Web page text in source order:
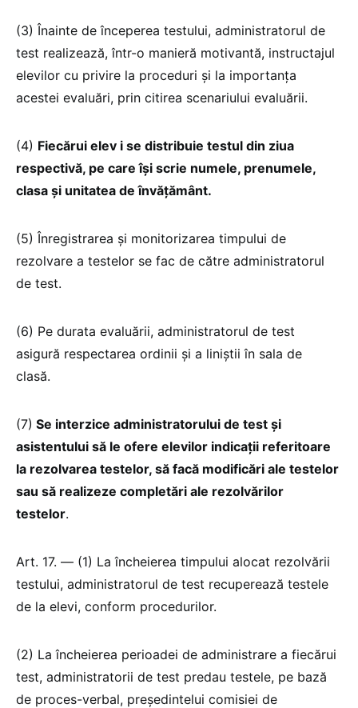
(3) Înainte de începerea testului, administratorul de
test realizează, într-o manieră motivantă, instructajul
elevilor cu privire la proceduri și la importanța
acestei evaluări, prin citirea scenariului evaluării.
(4) Fiecărui elev i se distribuie testul din ziua
respectivă, pe care își scrie numele, prenumele,
clasa și unitatea de învățământ.
(5) Înregistrarea și monitorizarea timpului de
rezolvare a testelor se fac de către administratorul
de test.
(6) Pe durata evaluării, administratorul de test
asigură respectarea ordinii și a liniștii în sala de
clasă.
(7) Se interzice administratorului de test și
asistentului să le ofere elevilor indicații referitoare
la rezolvarea testelor, să facă modificări ale testelor
sau să realizeze completări ale rezolvărilor
testelor.
Art. 17. — (1) La încheierea timpului alocat rezolvării
testului, administratorul de test recuperează testele
de la elevi, conform procedurilor.
(2) La încheierea perioadei de administrare a fiecărui
test, administratorii de test predau testele, pe bază
de proces-verbal, președintelui comisiei de